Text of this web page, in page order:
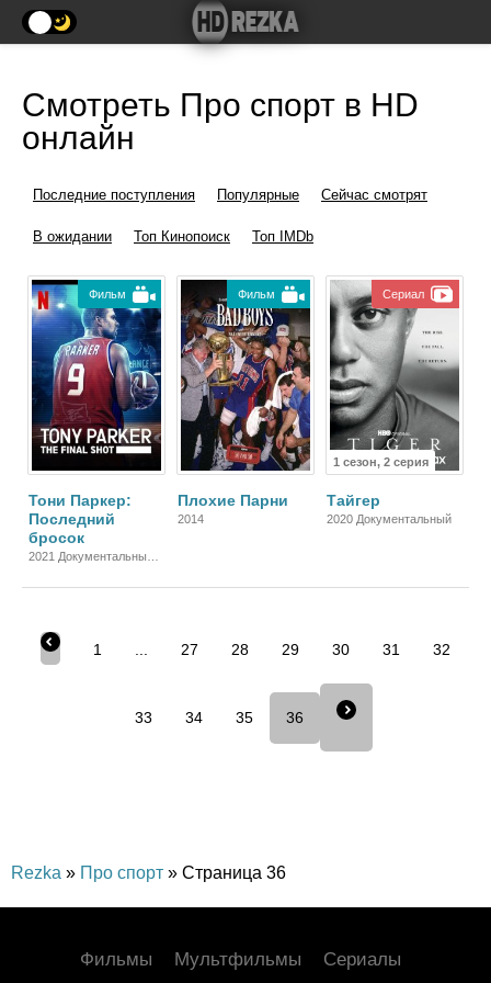
Смотреть Про спорт в HD
онлайн
Последние поступления Популярные Сейчас смотрят
В ожидании Топ Кинопоиск Топ IMDb
Фильм
Тони Паркер:
Последний
бросок
2021 Документальный,
Спортивный
Фильм
Плохие Парни
2014
1 сезон, 2 серия
Сериал
Тайгер
2020 Документальный
1 27 28 29 30 31 32
33 34 35 36
Rezka » Про спорт » Страница 36
Фильмы Мультфильмы Сериалы